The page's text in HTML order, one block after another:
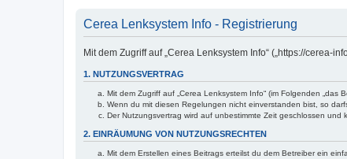
Cerea Lenksystem Info - Registrierung
Mit dem Zugriff auf „Cerea Lenksystem Info“ („https://
1. NUTZUNGSVERTRAG
Mit dem Zugriff auf „Cerea Lenksystem Info“ (im Folgenden
Wenn du mit diesen Regelungen nicht einverstanden bist, so
Der Nutzungsvertrag wird auf unbestimmte Zeit geschlossen
2. EINRÄUMUNG VON NUTZUNGSRECHTEN
Mit dem Erstellen eines Beitrags erteilst du dem Betreiber ein